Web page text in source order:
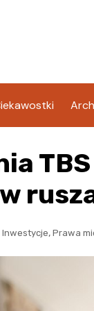
Inwestycje, Prawa